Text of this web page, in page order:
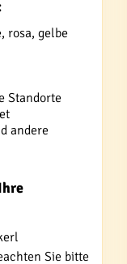
rosa, gelbe
Standorte
andere
Sie bitte